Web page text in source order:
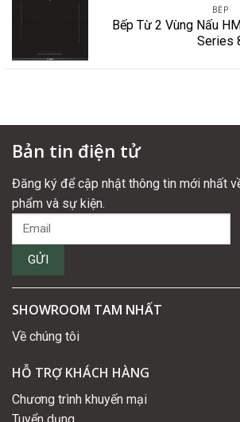
BẾP
Bếp Từ 2 Vùng Nấu
Series
Bản tin điện tử
Đăng ký để cập nhật thông tin mới nhất
phẩm và sự kiện.
SHOWROOM TAM NHẤT
Về chúng tôi
HỖ TRỢ KHÁCH HÀNG
Chương trình khuyến mại